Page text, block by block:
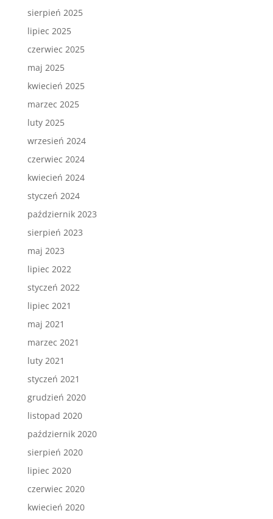
sierpień 2025
lipiec 2025
czerwiec 2025
maj 2025
kwiecień 2025
marzec 2025
luty 2025
wrzesień 2024
czerwiec 2024
kwiecień 2024
styczeń 2024
październik 2023
sierpień 2023
maj 2023
lipiec 2022
styczeń 2022
lipiec 2021
maj 2021
marzec 2021
luty 2021
styczeń 2021
grudzień 2020
listopad 2020
październik 2020
sierpień 2020
lipiec 2020
czerwiec 2020
kwiecień 2020